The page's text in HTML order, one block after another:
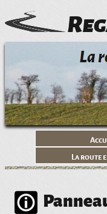
La route